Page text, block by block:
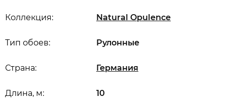
Коллекция: Natural Opulence
Длина, м: 10
Страна: Германия
Тип обоев: Рулонные